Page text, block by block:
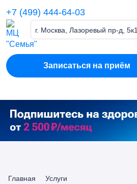
content
+7 (499) 444-64-03
г. Москва, Лазоревый пр-д, 5к1
Записаться на приём
Главная
Услуги